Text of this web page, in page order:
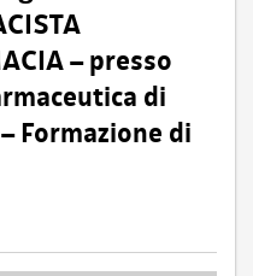
– presso
di
Formazione di